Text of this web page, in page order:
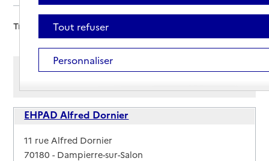
Trier par :
Afficher les résultats par:
EHPAD Alfred Dornier
Adresse
11 rue Alfred Dornier
70180-Dampierre-sur-Salon
Tout refuser
Personnaliser